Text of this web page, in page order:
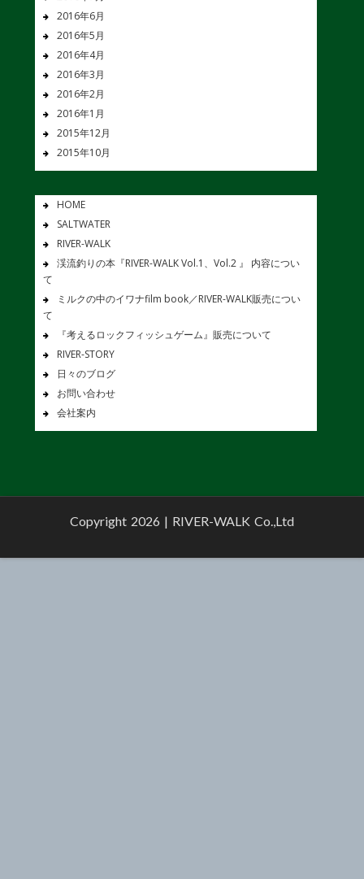
2016年6月
2016年5月
2016年4月
2016年3月
2016年2月
2016年1月
2015年12月
2015年10月
HOME
SALTWATER
RIVER-WALK
渓流釣りの本『RIVER-WALK Vol.1、Vol.2 』 内容につい
て
ミルクの中のイワナfilm book／RIVER-WALK販売につい
て
『考えるロックフィッシュゲーム』販売について
RIVER-STORY
日々のブログ
お問い合わせ
会社案内
Copyright 2026 | RIVER-WALK Co.,Ltd